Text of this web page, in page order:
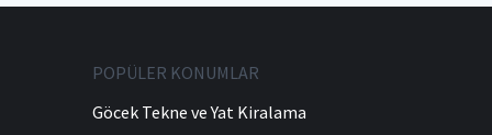
POPÜLER KONUMLAR
Göcek Tekne ve Yat Kiralama